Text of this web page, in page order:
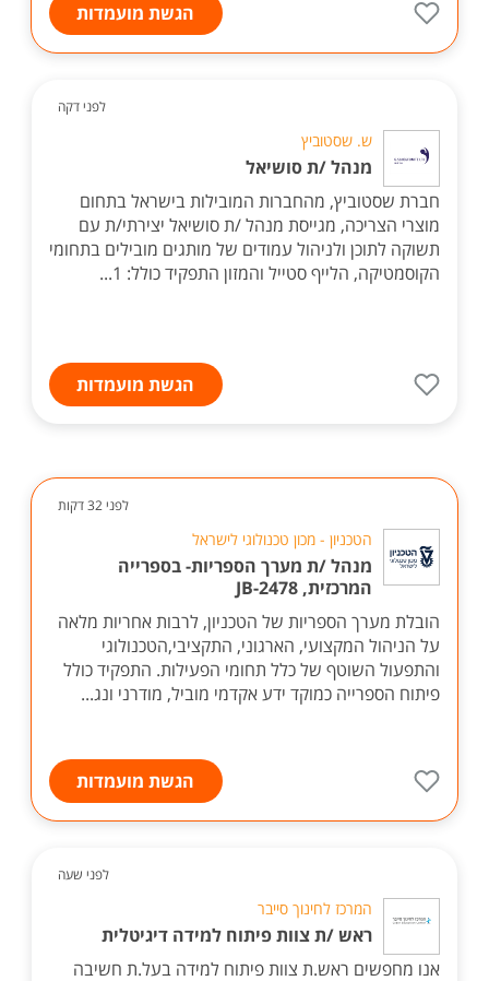
הגשת מועמדות
לפני דקה
ש. שסטוביץ
מנהל /ת סושיאל
חברת שסטוביץ, מהחברות המובילות בישראל בתחום
מוצרי הצריכה, מגייסת מנהל /ת סושיאל יצירתי/ת עם
תשוקה לתוכן ולניהול עמודים של מותגים מובילים בתחומי
הקוסמטיקה, הלייף סטייל והמזון התפקיד כולל: 1...
הגשת מועמדות
לפני 32 דקות
הטכניון - מכון טכנולוגי לישראל
מנהל /ת מערך הספריות- בספרייה
המרכזית, JB-2478
הובלת מערך הספריות של הטכניון, לרבות אחריות מלאה
על הניהול המקצועי, הארגוני, התקציבי,הטכנולוגי
והתפעול השוטף של כלל תחומי הפעילות. התפקיד כולל
פיתוח הספרייה כמוקד ידע אקדמי מוביל, מודרני ונג...
הגשת מועמדות
לפני שעה
המרכז לחינוך סייבר
ראש /ת צוות פיתוח למידה דיגיטלית
אנו מחפשים ראש.ת צוות פיתוח למידה בעל.ת חשיבה